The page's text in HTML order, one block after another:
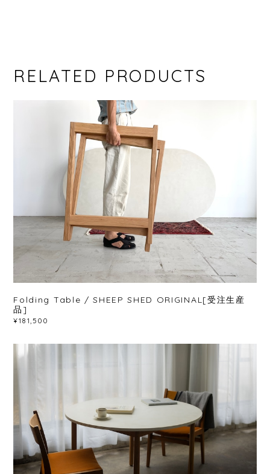
RELATED PRODUCTS
Folding Table / SHEEP SHED ORIGINAL[受注生産
品]
¥181,500